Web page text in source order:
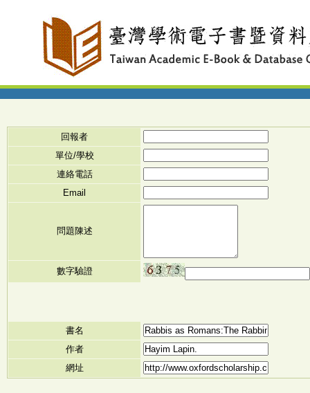
回報者
單位/學校
連絡電話
Email
問題陳述
數字驗證
書名
作者
網址